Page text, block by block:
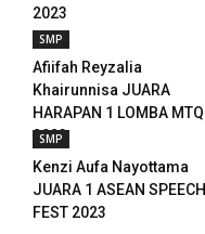
panel
panel
panel
panel
panel
2023
SMP
Afiifah Reyzalia
Khairunnisa JUARA
HARAPAN 1 LOMBA MTQ
2023
SMP
Kenzi Aufa Nayottama
JUARA 1 ASEAN SPEECH
FEST 2023